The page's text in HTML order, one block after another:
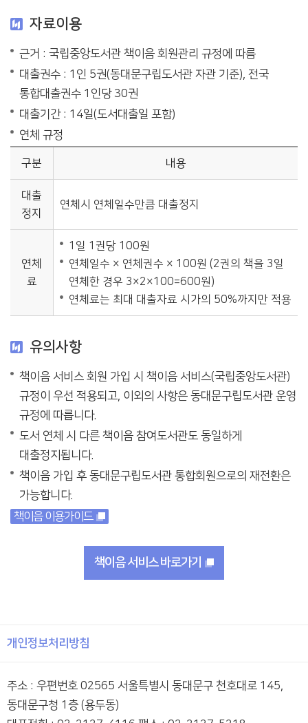
자료이용
근거 : 국립중앙도서관 책이음 회원관리 규정에 따름
대출권수 : 1인 5권(동대문구립도서관 자관 기준), 전국
통합대출권수 1인당 30권
대출기간 : 14일(도서대출일 포함)
연체 규정
구분 내용
대출
정지
연체시 연체일수만큼 대출정지
연체
료
1일 1권당 100원
연체일수 × 연체권수 × 100원 (2권의 책을 3일
연체한 경우 3×2×100=600원)
연체료는 최대 대출자료 시가의 50%까지만 적용
유의사항
책이음 서비스 회원 가입 시 책이음 서비스(국립중앙도서관)
규정이 우선 적용되고, 이외의 사항은 동대문구립도서관 운영
규정에 따릅니다.
도서 연체 시 다른 책이음 참여도서관도 동일하게
대출정지됩니다.
책이음 가입 후 동대문구립도서관 통합회원으로의 재전환은
가능합니다.
책이음 이용가이드
책이음 서비스 바로가기
개인정보처리방침
주소 : 우편번호 02565 서울특별시 동대문구 천호대로 145,
동대문구청 1층 (용두동)